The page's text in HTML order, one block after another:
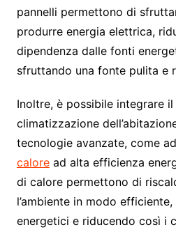
pannelli permettono di
produrre energia elettrica,
dipendenza dalle fonti
sfruttando una fonte pulita e
Inoltre, è possibile integrare
climatizzazione
tecnologie avanzate, come
caloread alta efficienza
di calore permettono di
l’ambiente in modo
energetici e riducendo così i